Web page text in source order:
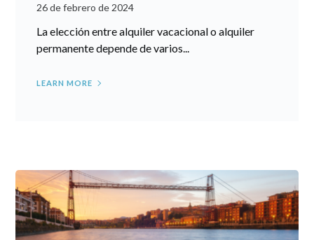
26 de febrero de 2024
La elección entre alquiler vacacional o alquiler
permanente depende de varios...
LEARN MORE